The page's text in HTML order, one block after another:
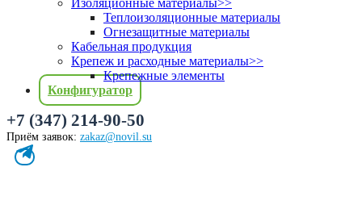
Изоляционные материалы>>
Теплоизоляционные материалы
Огнезащитные материалы
Кабельная продукция
Крепеж и расходные материалы>>
Крепежные элементы
Конфигуратор
+7 (347) 214-90-50
Приём заявок: zakaz@novil.su